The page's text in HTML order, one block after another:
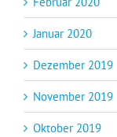
Januar 2020
Dezember 2019
November 2019
Oktober 2019